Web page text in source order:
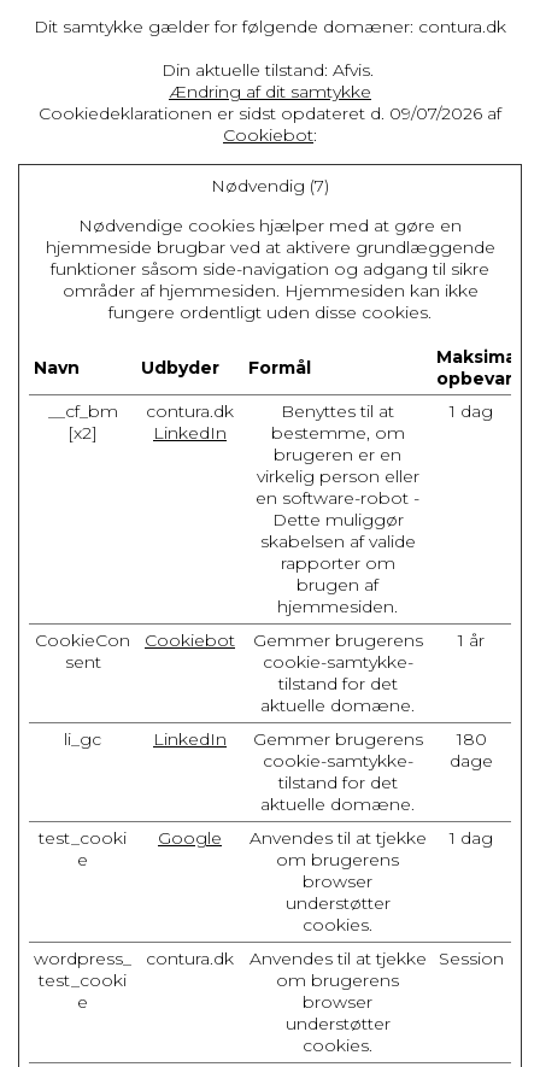
Dit samtykke gælder for følgende domæner: contura.dk
Din aktuelle tilstand: Afvis.
Ændring af dit samtykke
Cookiedeklarationen er sidst opdateret d. 09/07/2026 af
Cookiebot:
Nødvendig (7)
Nødvendige cookies hjælper med at gøre en
hjemmeside brugbar ved at aktivere grundlæggende
funktioner såsom side-navigation og adgang til sikre
områder af hjemmesiden. Hjemmesiden kan ikke
fungere ordentligt uden disse cookies.
Navn Udbyder Formål
Maksimal
__cf_bm
[x2]
contura.dk
LinkedIn
Benyttes til at
bestemme, om
brugeren er en
virkelig person eller
en software-robot -
Dette muliggør
skabelsen af valide
rapporter om
brugen af
hjemmesiden.
1 dag
CookieCon
sent
Cookiebot
Gemmer brugerens
cookie-samtykke-
tilstand for det
aktuelle domæne.
1 år
li_gc LinkedIn
Gemmer brugerens
cookie-samtykke-
tilstand for det
aktuelle domæne.
180
dage
test_cooki
e
Google
Anvendes til at tjekke
om brugerens
browser
understøtter
cookies.
1 dag
wordpress_
test_cooki
e
contura.dk
Anvendes til at tjekke
om brugerens
browser
understøtter
cookies.
Session